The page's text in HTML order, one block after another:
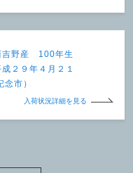
吉野産 100年生
２９年４月２１
念市）
入荷状況詳細を見る